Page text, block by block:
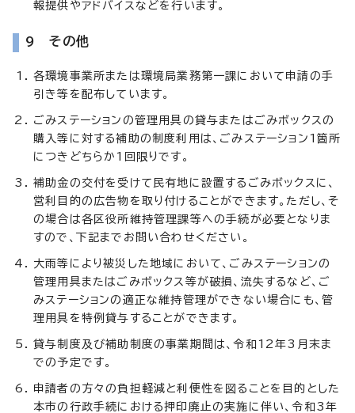
報提供やアドバイスなどを行います。
9 その他
各環境事業所または環境局業務第一課において申請の手
引き等を配布しています。
ごみステーションの管理用具の貸与またはごみボックスの
購入等に対する補助の制度利用は、ごみステーション1箇所
につきどちらか1回限りです。
補助金の交付を受けて民有地に設置するごみボックスに、
営利目的の広告物を取り付けることができます。ただし、そ
の場合は各区役所維持管理課等への手続が必要となりま
すので、下記までお問い合わせください。
大雨等により被災した地域において、ごみステーションの
管理用具またはごみボックス等が破損、流失するなど、ご
みステーションの適正な維持管理ができない場合にも、管
理用具を特例貸与することができます。
貸与制度及び補助制度の事業期間は、令和12年3月末ま
での予定です。
申請者の方々の負担軽減と利便性を図ることを目的とした
本市の行政手続における押印廃止の実施に伴い、令和3年